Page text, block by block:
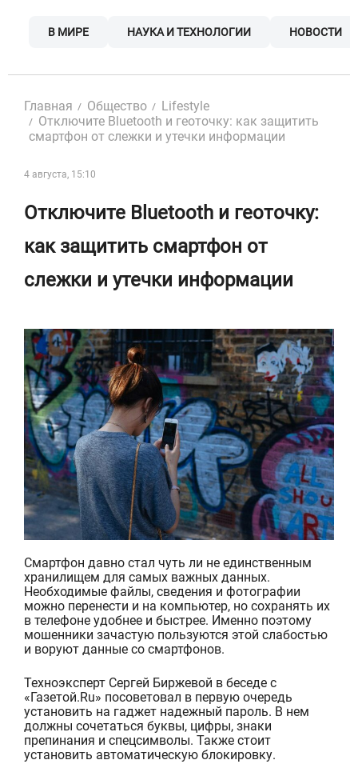
В МИРЕ НАУКА И ТЕХНОЛОГИИ НОВОСТИ
Главная Общество
Lifestyle
Отключите Bluetooth и геоточку: как защитить
смартфон от слежки и утечки информации
4 августа, 15:10
Отключите Bluetooth и геоточку:
как защитить смартфон от
слежки и утечки информации
Смартфон давно стал чуть ли не единственным
хранилищем для самых важных данных.
Необходимые файлы, сведения и фотографии
можно перенести и на компьютер, но сохранять их
в телефоне удобнее и быстрее. Именно поэтому
мошенники зачастую пользуются этой слабостью
и воруют данные со смартфонов.
Техноэксперт Сергей Биржевой в беседе с
«Газетой.Ru» посоветовал в первую очередь
установить на гаджет надежный пароль. В нем
должны сочетаться буквы, цифры, знаки
препинания и спецсимволы. Также стоит
установить автоматическую блокировку.